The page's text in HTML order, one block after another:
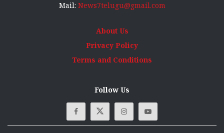
Mail: News7telugu@gmail.com
About Us
Privacy Policy
Terms and Conditions
Follow Us